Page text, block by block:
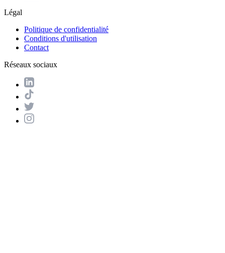
Légal
Politique de confidentialité
Conditions d'utilisation
Contact
Réseaux sociaux